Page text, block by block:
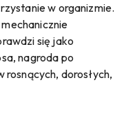
w organizmie.
się jako
nagroda po
rosnących, dorosłych,